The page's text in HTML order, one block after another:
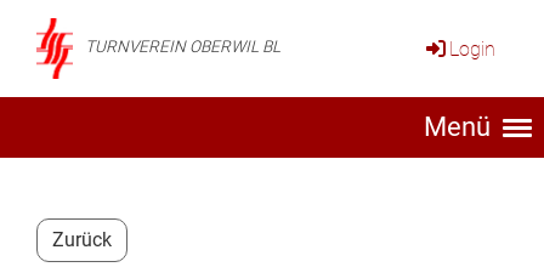
TURNVEREIN OBERWIL BL Login
Menü
Zurück